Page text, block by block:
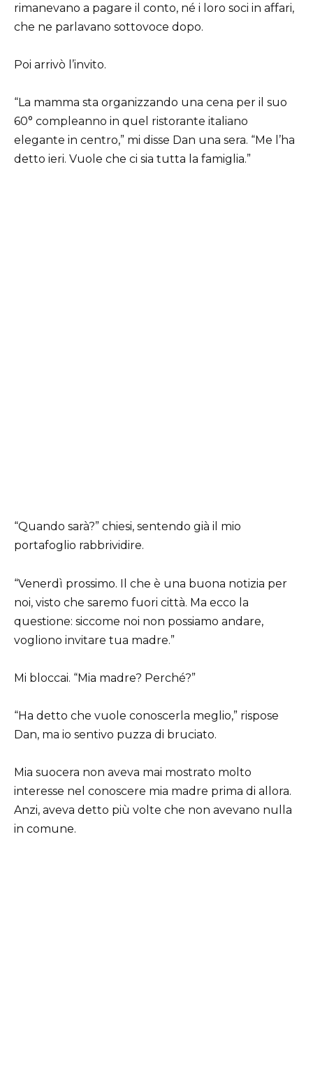
rimanevano a pagare il conto, né i loro soci in affari,
che ne parlavano sottovoce dopo.
Poi arrivò l’invito.
“La mamma sta organizzando una cena per il suo
60° compleanno in quel ristorante italiano
elegante in centro,” mi disse Dan una sera. “Me l’ha
detto ieri. Vuole che ci sia tutta la famiglia.”
“Quando sarà?” chiesi, sentendo già il mio
portafoglio rabbrividire.
“Venerdì prossimo. Il che è una buona notizia per
noi, visto che saremo fuori città. Ma ecco la
questione: siccome noi non possiamo andare,
vogliono invitare tua madre.”
Mi bloccai. “Mia madre? Perché?”
“Ha detto che vuole conoscerla meglio,” rispose
Dan, ma io sentivo puzza di bruciato.
Mia suocera non aveva mai mostrato molto
interesse nel conoscere mia madre prima di allora.
Anzi, aveva detto più volte che non avevano nulla
in comune.